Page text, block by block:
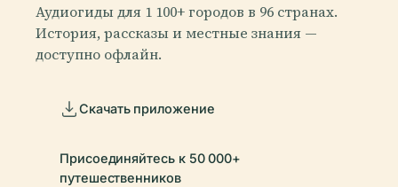
Аудиогиды для 1 100+ городов в 96 странах.
История, рассказы и местные знания —
доступно офлайн.
Скачать приложение
Присоединяйтесь к 50 000+
путешественников